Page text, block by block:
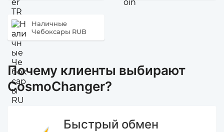
Наличные
Чебоксары RUB
Почему клиенты выбирают
CosmoChanger?
Быстрый обмен